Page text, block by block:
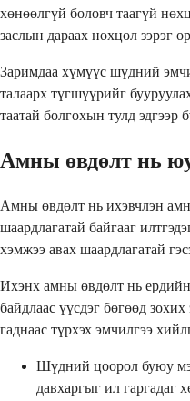
хөнөөлгүй боловч таагүй
заслын дараах нөхцөл зэрэг
Заримдаа хүмүүс шүдний
талаарх түгшүүрийг
таатай болгохын тулд эдгээр
Амны өвдөлт нь
Амны өвдөлт нь ихэвчлэн
шаардлагатай байгааг
хэмжээ авах шаардлагатай
Ихэнх амны өвдөлт нь
байдлаас үүсдэг бөгөөд
гаднаас түрхэх эмчилгээ
Шүдний цоорол буюу
давхаргыг ил гаргадаг